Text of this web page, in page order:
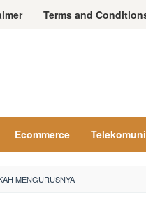
Terms and
Ecommerce
MENGURUSNYA